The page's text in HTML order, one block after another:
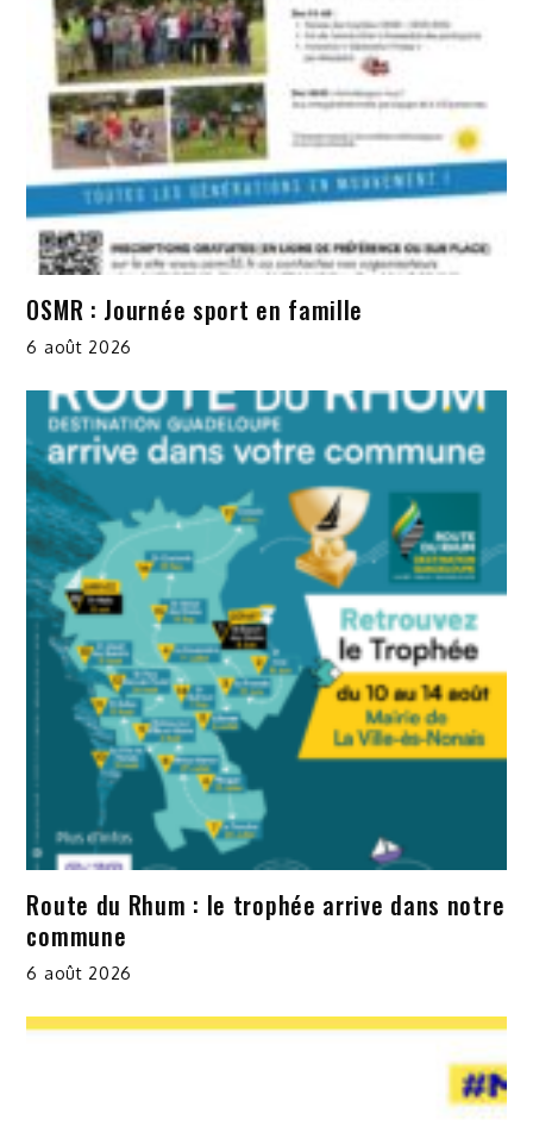
OSMR : Journée sport en famille
6 août 2026
Route du Rhum : le trophée arrive dans notre
commune
6 août 2026